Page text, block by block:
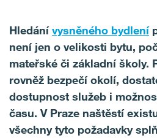
Hledánívysněného bydlení
není jen o velikosti bytu,
mateřské či základní školy.
rovněž bezpečí okolí,
dostupnost služeb i
času. V Praze naštěstí
všechny tyto požadavky